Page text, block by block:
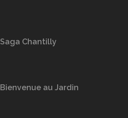
Saga Chantilly
Bienvenue au Jardin